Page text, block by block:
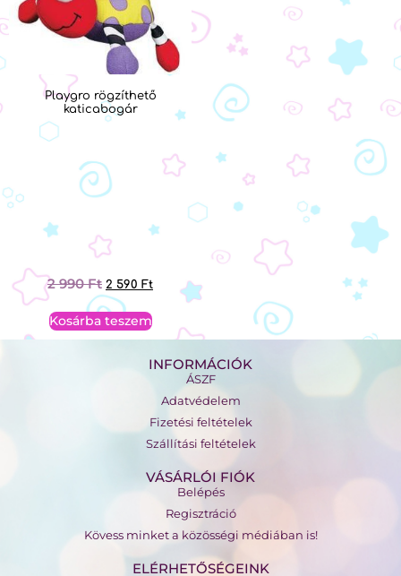
Playgro rögzíthető
katicabogár
2 990Ft 2 590 Ft
Kosárba teszem
INFORMÁCIÓK
ÁSZF
Adatvédelem
Fizetési feltételek
Szállítási feltételek
VÁSÁRLÓI FIÓK
Belépés
Regisztráció
Kövess minket a közösségi médiában is!
ELÉRHETŐSÉGEINK